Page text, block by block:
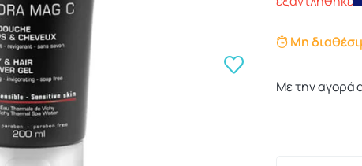
Μη
Με την αγορά